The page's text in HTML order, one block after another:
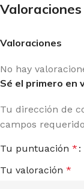
Valoraciones
Valoraciones
No hay
Sé el primero en
Tu dirección de
campos
Tu puntuación *
Tu valoración *